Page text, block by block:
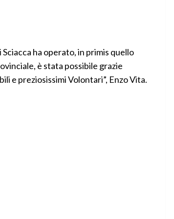
ha operato, in primis quello
è stata possibile grazie
e preziosissimi Volontari”, Enzo Vita.